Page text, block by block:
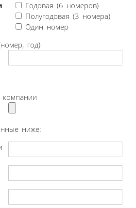
Годовая (6 номеров)
Полугодовая (3 номера)
Один номер
год)
компании
ниже: